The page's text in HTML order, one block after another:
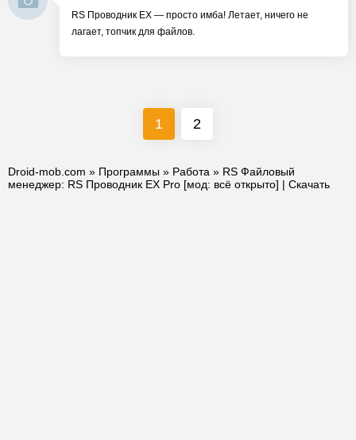
RS Проводник EX — просто имба! Летает, ничего не
лагает, топчик для файлов.
1 2
Droid-mob.com » Программы » Работа » RS Файловый
менеджер: RS Проводник EX Pro [мод: всё открыто] | Скачать